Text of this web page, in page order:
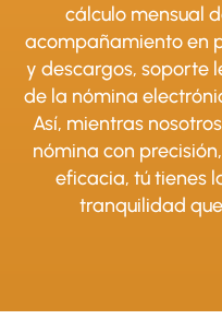
cálculo mensual
acompañamiento en
y descargos, soporte
de la nómina
Así, mientras
nómina con
eficacia, tú tienes
tranquilidad